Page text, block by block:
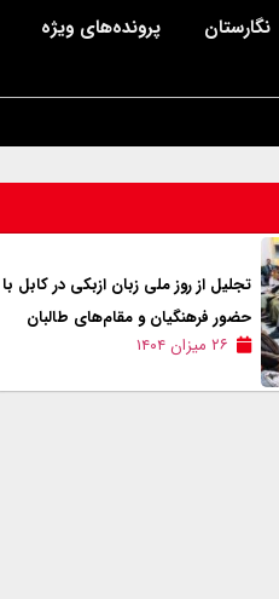
نگارستان پرونده‌های ویژه
تجلیل از روز ملی زبان ازبکی در کابل با
حضور فرهنگیان و مقام‌های طالبان
۲۶ میزان ۱۴۰۴